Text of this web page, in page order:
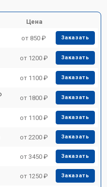
Цена
от 850 ₽ Заказать
от 1200 ₽ Заказать
от 1100 ₽ Заказать
от 1800 ₽ Заказать
от 1100 ₽ Заказать
от 2200 ₽ Заказать
от 3450 ₽ Заказать
от 1250 ₽ Заказать